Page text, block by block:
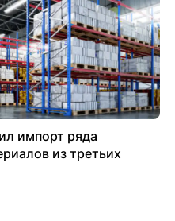
импорт ряда
из третьих